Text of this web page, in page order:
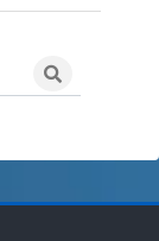
Search